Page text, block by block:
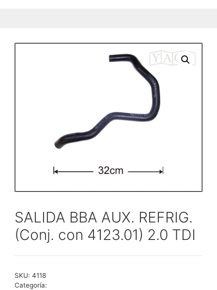
SALIDA BBA AUX. REFRIG.
(Conj. con 4123.01) 2.0 TDI
SKU: 4118
Categoría: